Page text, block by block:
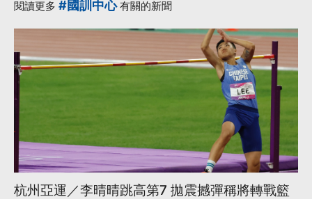
閱讀更多 #國訓中心有關的新聞
杭州亞運／李晴晴跳高第7 拋震撼彈稱將轉戰籃